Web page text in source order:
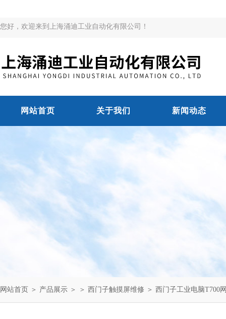
您好，欢迎来到上海涌迪工业自动化有限公司！
网站首页 关于我们 新闻动态
网站首页 ＞ 产品展示 ＞ ＞ 西门子触摸屏维修 ＞ 西门子工业电脑T700